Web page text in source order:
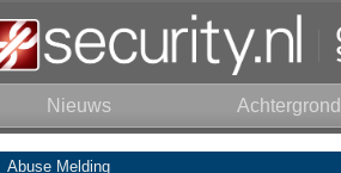
Nieuws Achtergrond
Abuse Melding